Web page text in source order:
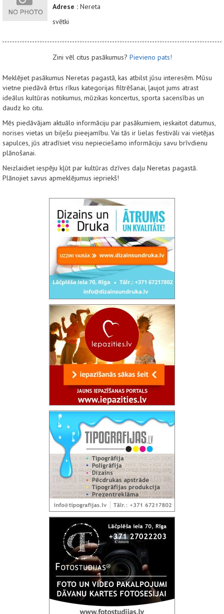
Adrese : Nereta
svētki
Zini vēl citus pasākumus? Pievieno pats!
Meklējiet pasākumus Neretas pagastā, kas atbilst jūsu interesēm. Mūsu
vietne piedāvā ērtus rīkus kategorijas filtrēšanai, ļaujot jums atrast
ideālus kultūras notikumus, mūzikas koncertus, sporta sacensības un
daudz ko citu.
Mēs piedāvājam aktuālo informāciju par pasākumiem, ieskaitot datumus,
norises vietas un biļešu pieejamību. Vai tās ir lielas festivāli vai vietējas
sapulces, jūs atradīsiet visu nepieciešamo informāciju savu brīvdienu
plānošanai.
Neizlaidiet iespēju kļūt par kultūras dzīves daļu Neretas pagastā.
Plānojiet savus apmeklējumus iepriekš!